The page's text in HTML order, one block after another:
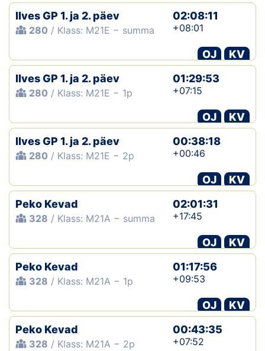
Ilves GP 1. ja 2. päev
280 / Klass: M21E − summa
02:08:11
+08:01
OJ
KV
Ilves GP 1. ja 2. päev
280 / Klass: M21E − 1p
01:29:53
+07:15
OJ
KV
Ilves GP 1. ja 2. päev
280 / Klass: M21E − 2p
00:38:18
+00:46
OJ
KV
Peko Kevad
328 / Klass: M21A − summa
02:01:31
+17:45
OJ
KV
Peko Kevad
328 / Klass: M21A − 1p
01:17:56
+09:53
OJ
KV
Peko Kevad
328 / Klass: M21A − 2p
00:43:35
+07:52